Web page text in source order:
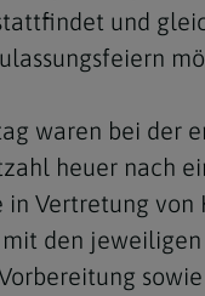
und
waren bei der
heuer nach
Vertretung von
den